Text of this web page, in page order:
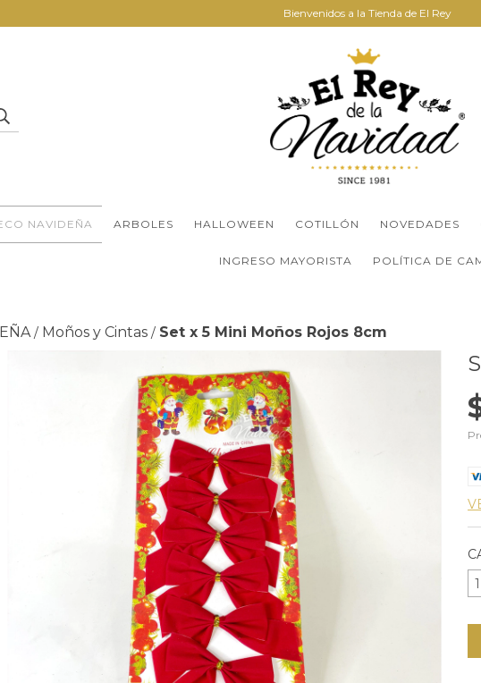
Bienvenidos a la Tienda de El Rey
NAVIDEÑA ARBOLES HALLOWEEN COTILLÓN NOVEDADES
INGRESO MAYORISTA POLÍTICA DE
/ Moños y Cintas / Set x 5 Mini Moños Rojos 8cm